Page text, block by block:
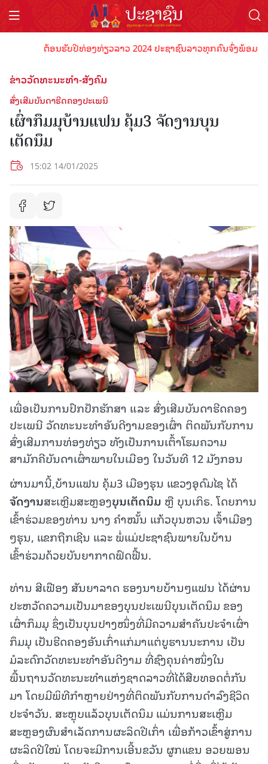
ຕ້ອນຮັບປີທ່ອງທ່ຽວລາວ 2024 ປະຊາຊົນລາວທຸກຄົນຈົ່ງພ້ອມເ
ຂ່າວວັດທະນະທຳ-ສັງຄົມ
ສົ່ງເສີມບັນດາຮີດຄອງປະເພນີ
ເຜົ່າກຶມມຸບ້ານແຟນ ຄຸ້ມ3 ຈັດງານບຸນ
ເຕັດນຶມ
15:02 14/01/2025
ເພື່ອເປັນການປົກປັກຮັກສາ ແລະ ສົ່ງເສີມບັນດາຮີດຄອງ
ປະເພນີ ວັດທະນະທຳອັນດີງາມຂອງເຜົ່າ ຕິດພັນກັບການ
ສົ່ງເສີມການທ່ອງທ່ຽວ ທັງເປັນການເຕົ້າໂຮມຄວາມ
ສາມັກຄີບັນດາເຜົ່າພາຍໃນເມືອງ ໃນວັນທີ 12 ມັງກອນ
ຜ່ານມານ,ບ້ານແຟນ ຄຸ້ມ3 ເມືອງຮຸນ ແຂວງອຸດົມໄຊ ໄດ້
ຈັດງານສະເຫຼີມສະຫຼອງບຸນເຕັດນຶມ ຫຼື ບຸນເກິຣ. ໂດຍການ
ເຂົ້າຮ່ວມຂອງທ່ານ ນາງ ຄຳໝັ້ນ ແກ້ວບຸນຫວນ ເຈົ້າເມືອງ
ໆຮຸນ, ແຂກຖືກເຊີນ ແລະ ພໍ່ແມ່ປະຊາຊົນພາຍໃນບ້ານ
ເຂົ້າຮ່ວມດ້ວຍບັນຍາກາດຟົດຟື້ນ.
ທ່ານ ສີເຟືອງ ສັນຍາລາດ ຮອງນາຍບ້ານໆແຟນ ໄດ້ຜ່ານ
ປະຫວັດຄວາມເປັນມາຂອງບຸນປະເພນີບຸນເຕັດນຶມ ຂອງ
ເຜົ່າກຶມມຸ ຊຶ່ງເປັນບຸນປາງໜຶ່ງທີ່ມີຄວາມສຳຄັນປະຈຳເຜົ່າ
ກຶມມຸ ເປັນຮີດຄອງອັນເກົ່າແກ່ມາແຕ່ບູຮານນະການ ເປັນ
ມໍລະດົກວັດທະນະທຳອັນດີງາມ ທີ່ຊົງຄຸນຄ່າໜຶ່ງໃນ
ພື້ນຖານວັດທະນະທຳແຫ່ງຊາດລາວທີ່ໄດ້ສືບທອດຕໍ່ກັນ
ມາ ໂດຍມີພິທີກຳຫຼາຍຢ່າງທີ່ຕິດພັນກັບການດຳລົງຊີວິດ
ປະຈຳວັນ. ສະຫຼຸບແລ້ວບຸນເຕັດນຶມ ແມ່ນການສະເຫຼີມ
ສະຫຼອງຜົນສຳເລັດການຜະລິດປີເກົ່າ ເພື່ອກ້າວເຂົ້າສູ່ການ
ຜະລິດປີໃໝ່ ໂດຍຈະມີການເອີ້ນຂວັນ ຜູກແຂນ ອວຍພອນ